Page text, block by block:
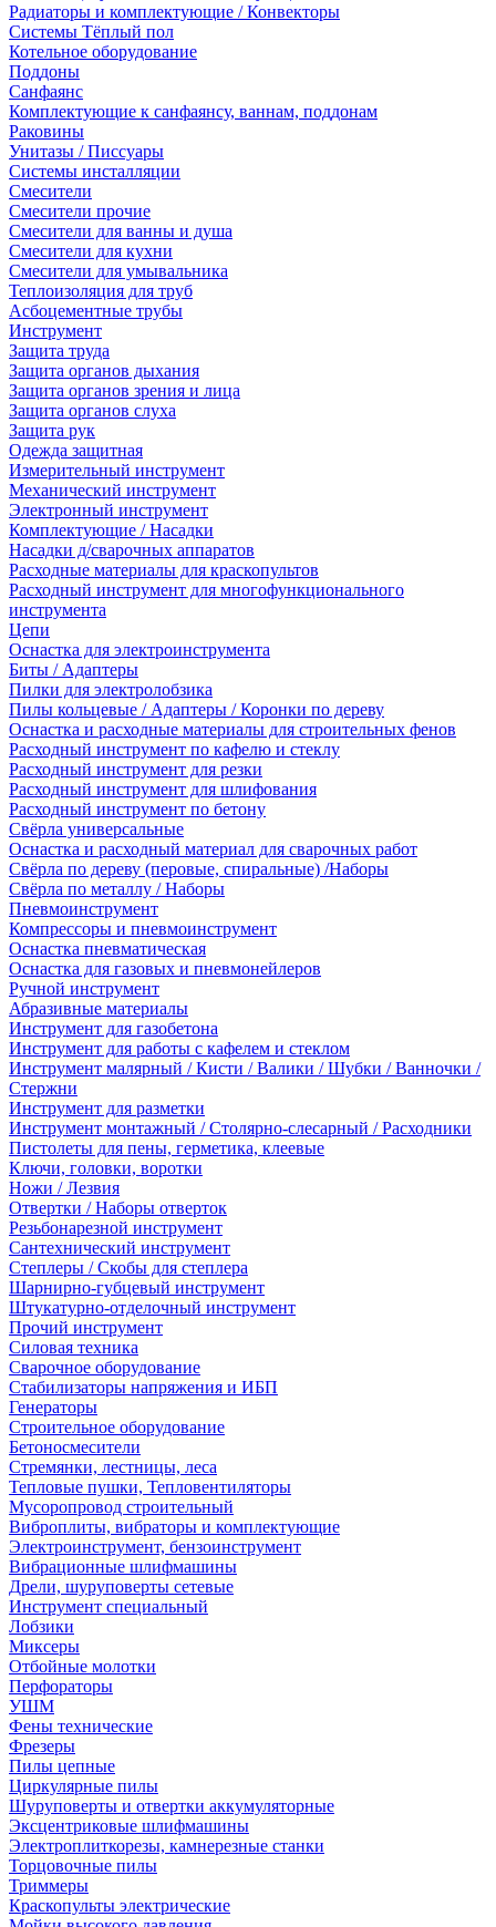
Радиаторы и комплектующие / Конвекторы
Системы Тёплый пол
Котельное оборудование
Поддоны
Санфаянс
Комплектующие к санфаянсу, ваннам, поддонам
Раковины
Унитазы / Писсуары
Системы инсталляции
Смесители
Смесители прочие
Смесители для ванны и душа
Смесители для кухни
Смесители для умывальника
Теплоизоляция для труб
Асбоцементные трубы
Инструмент
Защита труда
Защита органов дыхания
Защита органов зрения и лица
Защита органов слуха
Защита рук
Одежда защитная
Измерительный инструмент
Механический инструмент
Электронный инструмент
Комплектующие / Насадки
Насадки д/сварочных аппаратов
Расходные материалы для краскопультов
Расходный инструмент для многофункционального
инструмента
Цепи
Оснастка для электроинструмента
Биты / Адаптеры
Пилки для электролобзика
Пилы кольцевые / Адаптеры / Коронки по дереву
Оснастка и расходные материалы для строительных фенов
Расходный инструмент по кафелю и стеклу
Расходный инструмент для резки
Расходный инструмент для шлифования
Расходный инструмент по бетону
Свёрла универсальные
Оснастка и расходный материал для сварочных работ
Свёрла по дереву (перовые, спиральные) /Наборы
Свёрла по металлу / Наборы
Пневмоинструмент
Компрессоры и пневмоинструмент
Оснастка пневматическая
Оснастка для газовых и пневмонейлеров
Ручной инструмент
Абразивные материалы
Инструмент для газобетона
Инструмент для работы с кафелем и стеклом
Инструмент малярный / Кисти / Валики / Шубки / Ванночки /
Стержни
Инструмент для разметки
Инструмент монтажный / Столярно-слесарный / Расходники
Пистолеты для пены, герметика, клеевые
Ключи, головки, воротки
Ножи / Лезвия
Отвертки / Наборы отверток
Резьбонарезной инструмент
Сантехнический инструмент
Степлеры / Скобы для степлера
Шарнирно-губцевый инструмент
Штукатурно-отделочный инструмент
Прочий инструмент
Силовая техника
Сварочное оборудование
Стабилизаторы напряжения и ИБП
Генераторы
Строительное оборудование
Бетоносмесители
Стремянки, лестницы, леса
Тепловые пушки, Тепловентиляторы
Мусоропровод строительный
Виброплиты, вибраторы и комплектующие
Электроинструмент, бензоинструмент
Вибрационные шлифмашины
Дрели, шуруповерты сетевые
Инструмент специальный
Лобзики
Миксеры
Отбойные молотки
Перфораторы
УШМ
Фены технические
Фрезеры
Пилы цепные
Циркулярные пилы
Шуруповерты и отвертки аккумуляторные
Эксцентриковые шлифмашины
Электроплиткорезы, камнерезные станки
Торцовочные пилы
Триммеры
Краскопульты электрические